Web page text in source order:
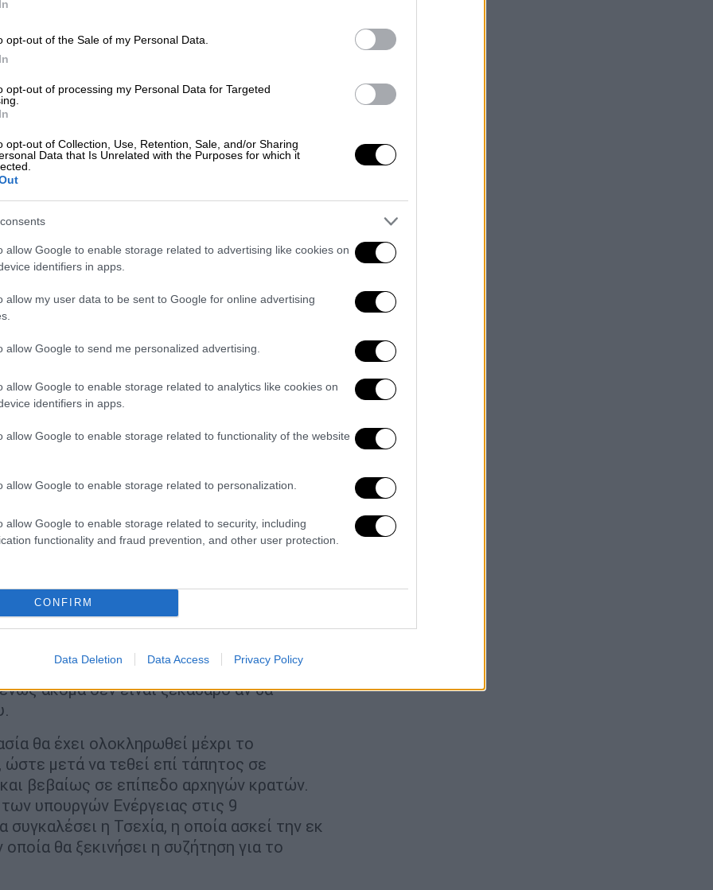
opt-out of the Sale of my Personal Data.
opt-out of processing my Personal Data for Targeted
opt-out of Collection, Use, Retention, Sale, and/or Sharing
Data that Is Unrelated with the Purposes for which it
allow Google to enable storage related to advertising like cookies on
identifiers in apps.
allow my user data to be sent to Google for online advertising
allow Google to send me personalized advertising.
allow Google to enable storage related to analytics like cookies on
identifiers in apps.
allow Google to enable storage related to functionality of the website
allow Google to enable storage related to personalization.
allow Google to enable storage related to security, including
functionality and fraud prevention, and other user protection.
CONFIRM
Data Deletion Data Access Privacy Policy
video
αναμένεται να κατατεθούν οι
την πτώση των τιμών ενέργειας. Αυτή
τα αιτήματα των χωρών μελών, όπως
και σχεδιάζει βρει μια λύση
.
σταυπερκέρδη των εταιρειών
από φθηνές πηγές, τα οποία οι χώρες θα
και στις επιχειρήσεις, με
κοινό στόχο για ναπεριορίσουν οι χώρες
, ηΚομισιόνπροσανατολίζεται στο να
φυσικού αερίου
, όπως αιτήθηκαν
θα πρέπει να μπει ένα ευρύτερο
και όχι μόνο στο ρωσικό φυσικό αέριο,
Ευρώπη.
θέλει χρόνο προκειμένου να
ακόμα δεν είναι ξεκάθαρο αν θα
θα έχει ολοκληρωθεί μέχρι το
μετά να τεθεί επί τάπητος σε
βεβαίως σε επίπεδο αρχηγών κρατών.
υπουργών Ενέργειας στις 9
συγκαλέσει η Τσεχία, η οποία ασκεί την εκ
θα ξεκινήσει η συζήτηση για το